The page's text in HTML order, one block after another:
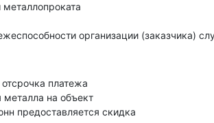
организации (заказчика)
платежа
на объект
предоставляется скидка